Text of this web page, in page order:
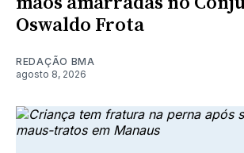
Oswaldo Frota
REDAÇÃO BMA
agosto 8, 2026